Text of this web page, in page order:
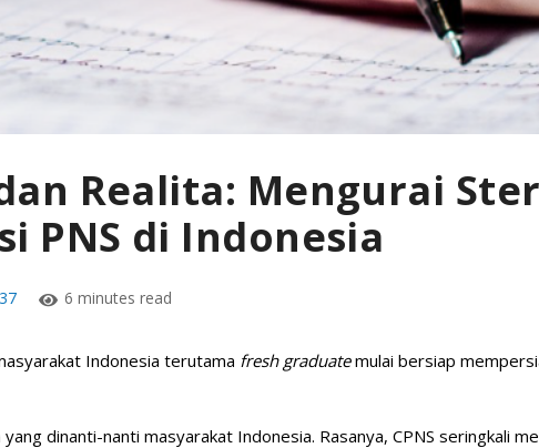
Realita: Mengurai
PNS di Indonesia
6 minutes read
Indonesia terutama fresh graduatemulai bersiap
dinanti-nanti masyarakat Indonesia. Rasanya, CPNS seringkali